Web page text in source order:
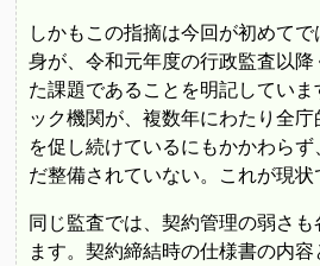
しかもこの指摘は今回が初めて
身が、令和元年度の行政監査以
た課題であることを明記してい
ック機関が、複数年にわたり全
を促し続けているにもかかわら
だ整備されていない。これが現状
同じ監査では、契約管理の弱さ
ます。契約締結時の仕様書の内